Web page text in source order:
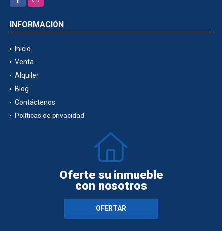
FacebookInstagram
Inicio
Venta
Alquiler
Blog
Contáctenos
Oferte su inmueble
con nosotros
OFERTAR